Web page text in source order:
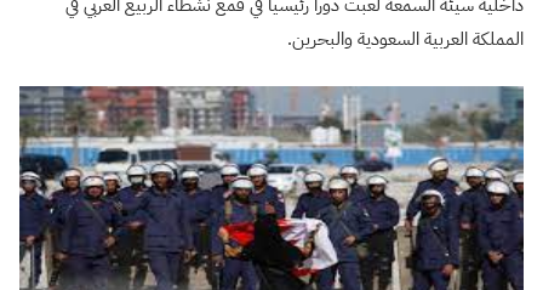
المملكة العربية السعودية والبحرين.